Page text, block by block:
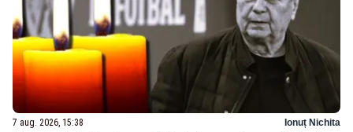
7 aug. 2026, 15:38 Ionuț Nichita